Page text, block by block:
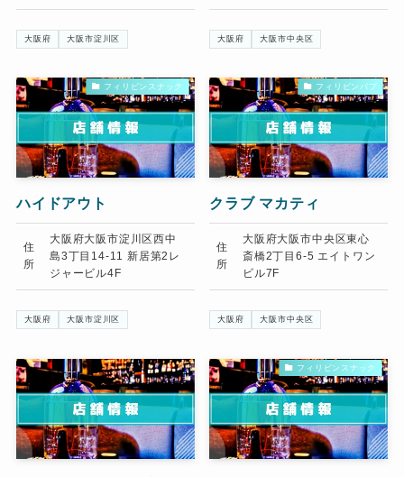
大阪府 大阪市淀川区 大阪府 大阪市中央区
フィリピンスナック
ハイドアウト
住
所
大阪府大阪市淀川区西中
島3丁目14-11 新居第2レ
ジャービル4F
大阪府 大阪市淀川区
フィリピンパブ
クラブ マカティ
住
所
大阪府大阪市中央区東心
斎橋2丁目6-5 エイトワン
ビル7F
大阪府 大阪市中央区
フィリピンスナック